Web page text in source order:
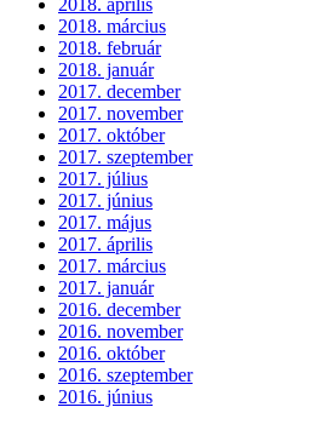
2018. március
2018. február
2018. január
2017. december
2017. november
2017. október
2017. szeptember
2017. július
2017. június
2017. május
2017. április
2017. március
2017. január
2016. december
2016. november
2016. október
2016. szeptember
2016. június